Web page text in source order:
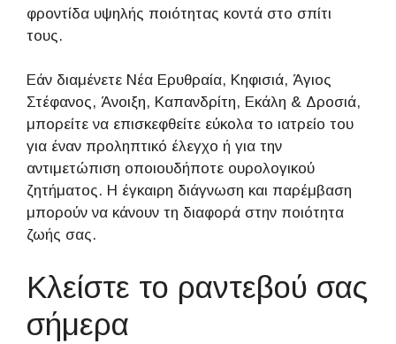
φροντίδα υψηλής ποιότητας κοντά στο σπίτι
τους.
Εάν διαμένετε Νέα Ερυθραία, Κηφισιά, Άγιος
Στέφανος, Άνοιξη, Καπανδρίτη, Εκάλη & Δροσιά,
μπορείτε να επισκεφθείτε εύκολα το ιατρείο του
για έναν προληπτικό έλεγχο ή για την
αντιμετώπιση οποιουδήποτε ουρολογικού
ζητήματος. Η έγκαιρη διάγνωση και παρέμβαση
μπορούν να κάνουν τη διαφορά στην ποιότητα
ζωής σας.
Κλείστε το ραντεβού σας
σήμερα